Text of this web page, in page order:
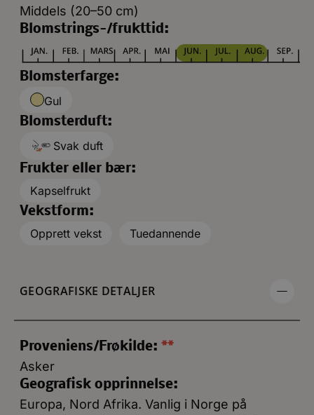
Middels (20–50 cm)
Blomstrings-/frukttid:
Blomsterfarge:
Gul
Blomsterduft:
Svak duft
Frukter eller bær:
Kapselfrukt
Vekstform:
Opprett vekst
Tuedannende
GEOGRAFISKE DETALJER
Proveniens/Frøkilde: **
Asker
Geografisk opprinnelse:
Europa, Nord Afrika. Vanlig i Norge på